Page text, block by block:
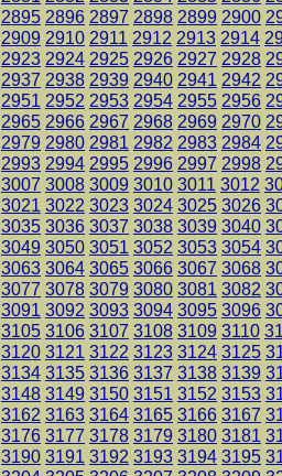
2895 2896 2897 2898 2899 2900
2909 2910 2911 2912 2913 2914
2923 2924 2925 2926 2927 2928
2937 2938 2939 2940 2941 2942
2951 2952 2953 2954 2955 2956
2965 2966 2967 2968 2969 2970
2979 2980 2981 2982 2983 2984
2993 2994 2995 2996 2997 2998
3007 3008 3009 3010 3011 3012
3021 3022 3023 3024 3025 3026
3035 3036 3037 3038 3039 3040
3049 3050 3051 3052 3053 3054
3063 3064 3065 3066 3067 3068
3077 3078 3079 3080 3081 3082
3091 3092 3093 3094 3095 3096
3105 3106 3107 3108 3109 3110
3120 3121 3122 3123 3124 3125
3134 3135 3136 3137 3138 3139
3148 3149 3150 3151 3152 3153
3162 3163 3164 3165 3166 3167
3176 3177 3178 3179 3180 3181
3190 3191 3192 3193 3194 3195